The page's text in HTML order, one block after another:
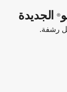
الجديدة
رشفة.